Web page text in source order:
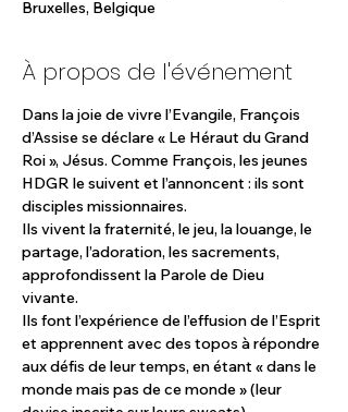
Bruxelles, Belgique
À propos de l'événement
Dans la joie de vivre l’Evangile, François
d’Assise se déclare « Le Héraut du Grand
Roi », Jésus. Comme François, les jeunes
HDGR le suivent et l’annoncent : ils sont
disciples missionnaires.
Ils vivent la fraternité, le jeu, la louange, le
partage, l’adoration, les sacrements,
approfondissent la Parole de Dieu
vivante.
Ils font l’expérience de l’effusion de l’Esprit
et apprennent avec des topos à répondre
aux défis de leur temps, en étant « dans le
monde mais pas de ce monde » (leur